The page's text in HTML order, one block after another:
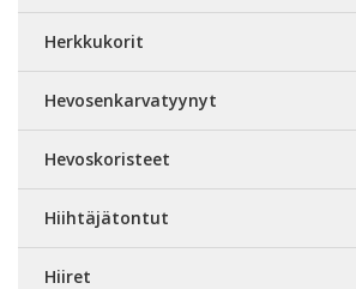
Herkkukorit
Hevosenkarvatyynyt
Hevoskoristeet
Hiihtäjätontut
Hiiret